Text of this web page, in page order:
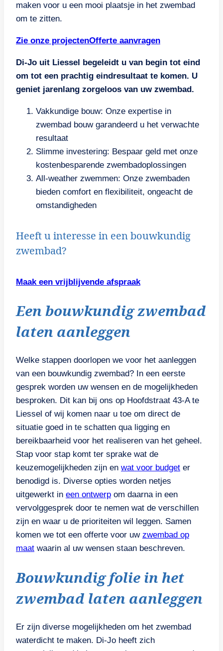
maken voor u een mooi plaatsje in het zwembad
om te zitten.
Zie onze projectenOfferte aanvragen
Di-Jo uit Liessel begeleidt u van begin tot eind
om tot een prachtig eindresultaat te komen. U
geniet jarenlang zorgeloos van uw zwembad.
Vakkundige bouw: Onze expertise in
zwembad bouw garandeerd u het verwachte
resultaat
Slimme investering: Bespaar geld met onze
kostenbesparende zwembadoplossingen
All-weather zwemmen: Onze zwembaden
bieden comfort en flexibiliteit, ongeacht de
omstandigheden
Heeft u interesse in een bouwkundig
zwembad?
Maak een vrijblijvende afspraak
Een bouwkundig zwembad
laten aanleggen
Welke stappen doorlopen we voor het aanleggen
van een bouwkundig zwembad? In een eerste
gesprek worden uw wensen en de mogelijkheden
besproken. Dit kan bij ons op Hoofdstraat 43-A te
Liessel of wij komen naar u toe om direct de
situatie goed in te schatten qua ligging en
bereikbaarheid voor het realiseren van het geheel.
Stap voor stap komt ter sprake wat de
keuzemogelijkheden zijn en wat voor budget er
benodigd is. Diverse opties worden netjes
uitgewerkt in een ontwerp om daarna in een
vervolggesprek door te nemen wat de verschillen
zijn en waar u de prioriteiten wil leggen. Samen
komen we tot een offerte voor uw zwembad op
maat waarin al uw wensen staan beschreven.
Bouwkundig folie in het
zwembad laten aanleggen
Er zijn diverse mogelijkheden om het zwembad
waterdicht te maken. Di-Jo heeft zich